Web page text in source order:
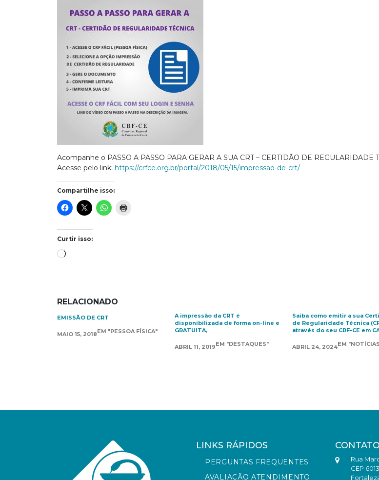
Acompanhe o PASSO A PASSO PARA GERAR A SUA CRT – CERTIDÃO DE REGULARIDADE
Acesse pelo link: https://crfce.org.br/portal/2018/05/15/impressao-de-crt/
Compartilhe isso:
Curtir isso:
Carregando...
RELACIONADO
EMISSÃO DE CRT
MAIO 15, 2018EM "PESSOA FÍSICA"
A impressão da CRT é
disponibilizada de forma on-line e
GRATUITA,
ABRIL 11, 2019EM "DESTAQUES"
Saiba como emitir a sua
de Regularidade Técnica
através do seu CRF-CE em
ABRIL 24, 2024EM
LINKS RÁPIDOS
PERGUNTAS FREQUENTES
AVALIAÇÃO ATENDIMENTO
CONTATO
Rua
CEP